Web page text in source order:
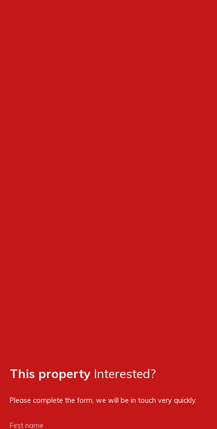
This property Interested?
Please complete the form, we will be in touch very quickly.
First name